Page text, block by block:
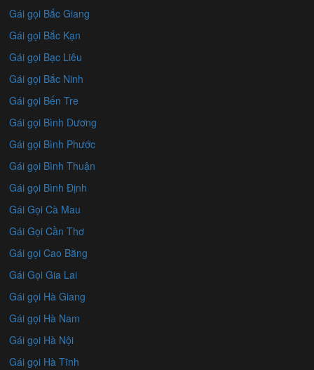
Gái gọi Bắc Giang
Gái gọi Bắc Kạn
Gái gọi Bạc Liêu
Gái gọi Bắc Ninh
Gái gọi Bến Tre
Gái gọi Bình Dương
Gái gọi Bình Phước
Gái gọi Bình Thuận
Gái gọi Bình Định
Gái Gọi Cà Mau
Gái Gọi Cần Thơ
Gái gọi Cao Bằng
Gái Gọi Gia Lai
Gái gọi Hà Giang
Gái gọi Hà Nam
Gái gọi Hà Nội
Gái gọi Hà Tĩnh